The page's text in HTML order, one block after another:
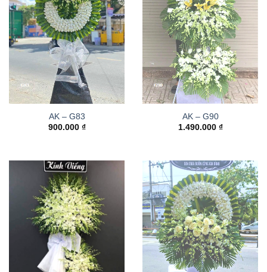
AK – G83
900.000 ₫
AK – G90
1.490.000 ₫